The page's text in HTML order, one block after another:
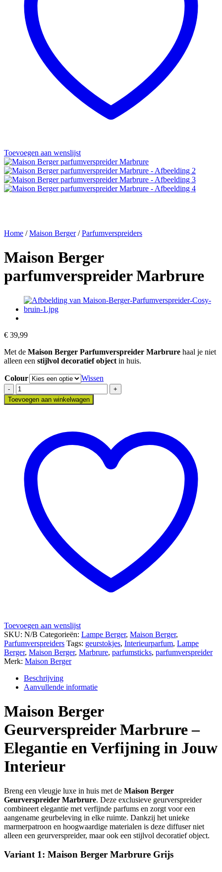
Toevoegen aan wenslijst
Home / Maison Berger / Parfumverspreiders
Maison Berger
parfumverspreider Marbrure
€ 39,99
Met de Maison Berger Parfumverspreider Marbrure haal je niet
alleen een stijlvol decoratief object in huis.
Colour
Wissen
Maison
Berger
parfumverspreider
Toevoegen aan winkelwagen
Toevoegen aan wenslijst
SKU: N/B Categorieën: Lampe Berger, Maison Berger,
Parfumverspreiders Tags: geurstokjes, Interieurparfum, Lampe
Berger, Maison Berger, Marbrure, parfumsticks, parfumverspreider
Merk: Maison Berger
Beschrijving
Aanvullende informatie
Maison Berger
Geurverspreider Marbrure –
Elegantie en Verfijning in Jouw
Interieur
Breng een vleugje luxe in huis met de Maison Berger
Geurverspreider Marbrure. Deze exclusieve geurverspreider
combineert elegantie met verfijnde parfums en zorgt voor een
aangename geurbeleving in elke ruimte. Dankzij het unieke
marmerpatroon en hoogwaardige materialen is deze diffuser niet
alleen een geurverspreider, maar ook een stijlvol decoratief object.
Variant 1: Maison Berger Marbrure Grijs